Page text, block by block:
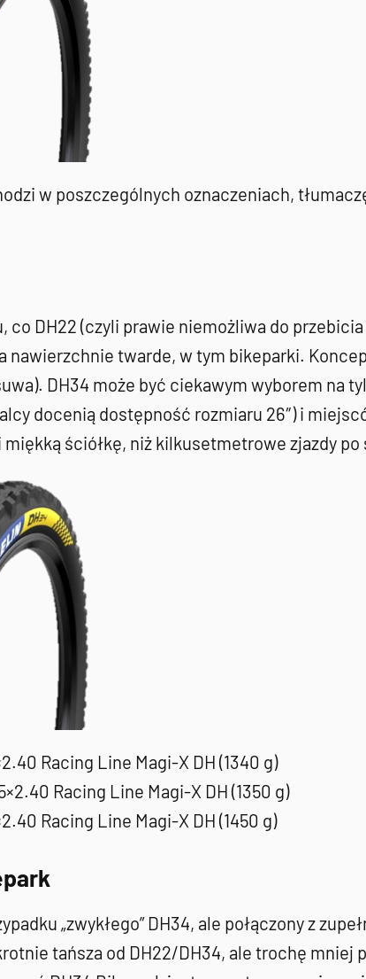
w poszczególnych oznaczeniach,
co DH22 (czyli prawie niemożliwa do
nawierzchnie twarde, w tym bikeparki.
DH34 może być ciekawym wyborem na
docenią dostępność rozmiaru 26″) i
ściółkę, niż kilkusetmetrowe zjazdy po
Racing Line Magi-X DH (1340 g)
Racing Line Magi-X DH (1350 g)
Racing Line Magi-X DH (1450 g)
„zwykłego” DH34, ale połączony z
tańsza od DH22/DH34, ale trochę mniej